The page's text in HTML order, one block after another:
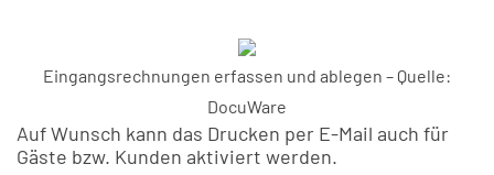
Eingangsrechnungen erfassen und ablegen – Quelle:
DocuWare
Auf Wunsch kann das Drucken per E-Mail auch für
Gäste bzw. Kunden aktiviert werden.